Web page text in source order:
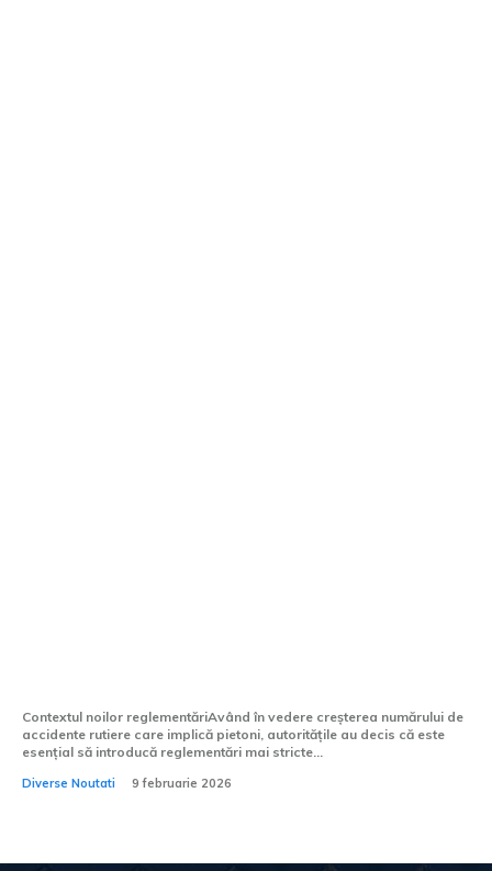
Contextul noilor reglementăriAvând în vedere creșterea numărului de
accidente rutiere care implică pietoni, autoritățile au decis că este
esențial să introducă reglementări mai stricte...
Diverse Noutati 9 februarie 2026